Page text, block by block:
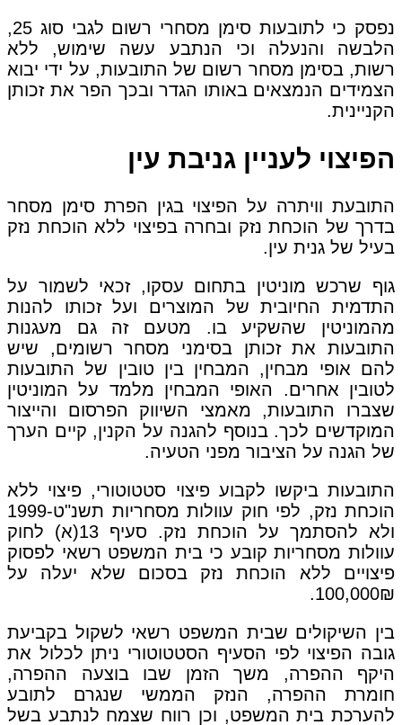
נפסק כי לתובעות סימן מסחרי רשום לגבי סוג 25,
הלבשה והנעלה וכי הנתבע עשה שימוש, ללא
רשות, בסימן מסחר רשום של התובעות, על ידי יבוא
הצמידים הנמצאים באותו הגדר ובכך הפר את זכותן
הקניינית.
הפיצוי לעניין גניבת עין
התובעת וויתרה על הפיצוי בגין הפרת סימן מסחר
בדרך של הוכחת נזק ובחרה בפיצוי ללא הוכחת נזק
בעיל של גנית עין.
גוף שרכש מוניטין בתחום עסקו, זכאי לשמור על
התדמית החיובית של המוצרים ועל זכותו להנות
מהמוניטין שהשקיע בו. מטעם זה גם מעגנות
התובעות את זכותן בסימני מסחר רשומים, שיש
להם אופי מבחין, המבחין בין טובין של התובעות
לטובין אחרים. האופי המבחין מלמד על המוניטין
שצברו התובעות, מאמצי השיווק הפרסום והייצור
המוקדשים לכך. בנוסף להגנה על הקנין, קיים הערך
של הגנה על הציבור מפני הטעיה.
התובעות ביקשו לקבוע פיצוי סטטוטורי, פיצוי ללא
הוכחת נזק, לפי חוק עוולות מסחריות תשנ"ט-1999
ולא להסתמך על הוכחת נזק. סעיף 13(א) לחוק
עוולות מסחריות קובע כי בית המשפט רשאי לפסוק
פיצויים ללא הוכחת נזק בסכום שלא יעלה על
100,000₪.
בין השיקולים שבית המשפט רשאי לשקול בקביעת
גובה הפיצוי לפי הסעיף הסטטוטורי ניתן לכלול את
היקף ההפרה, משך הזמן שבו בוצעה ההפרה,
חומרת ההפרה, הנזק הממשי שנגרם לתובע
להערכת בית המשפט, וכן רווח שצמח לנתבע בשל